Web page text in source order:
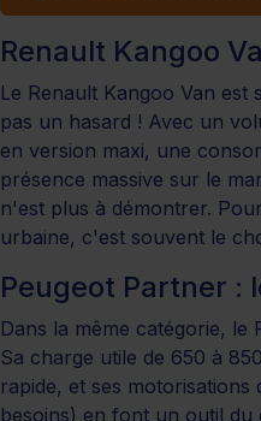
Renault Kangoo
Le Renault Kangoo Van
pas un hasard ! Avec un
en version maxi, une
présence massive sur le
n'est plus à démontrer.
urbaine, c'est souvent le
Peugeot Partner :
Dans la même catégorie,
Sa charge utile de 650 à
rapide, et ses motorisations
besoins) en font un outil du